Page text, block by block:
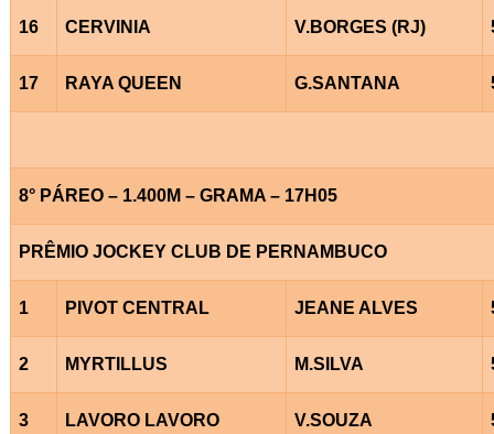
16 CERVINIA V.BORGES (RJ)
17 RAYA QUEEN G.SANTANA
8° PÁREO – 1.400M – GRAMA – 17H05
PRÊMIO JOCKEY CLUB DE PERNAMBUCO
1 PIVOT CENTRAL JEANE ALVES
2 MYRTILLUS M.SILVA
3 LAVORO LAVORO V.SOUZA